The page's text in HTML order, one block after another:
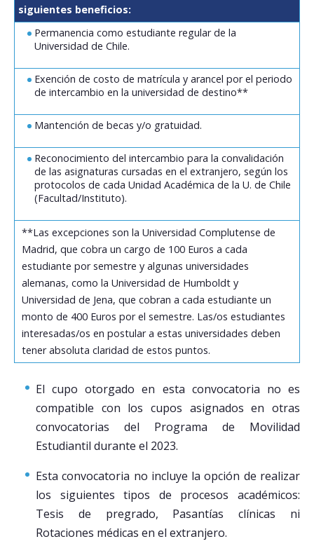
siguientes beneficios:
Permanencia como estudiante regular de la
Universidad de Chile.
Exención de costo de matrícula y arancel por el periodo
de intercambio en la universidad de destino**
Mantención de becas y/o gratuidad.
Reconocimiento del intercambio para la convalidación
de las asignaturas cursadas en el extranjero, según los
protocolos de cada Unidad Académica de la U. de Chile
(Facultad/Instituto).
**Las excepciones son la Universidad Complutense de
Madrid, que cobra un cargo de 100 Euros a cada
estudiante por semestre y algunas universidades
alemanas, como la Universidad de Humboldt y
Universidad de Jena, que cobran a cada estudiante un
monto de 400 Euros por el semestre. Las/os estudiantes
interesadas/os en postular a estas universidades deben
tener absoluta claridad de estos puntos.
El cupo otorgado en esta convocatoria no es
compatible con los cupos asignados en otras
convocatorias del Programa de Movilidad
Estudiantil durante el 2023.
Esta convocatoria no incluye la opción de realizar
los siguientes tipos de procesos académicos:
Tesis de pregrado, Pasantías clínicas ni
Rotaciones médicas en el extranjero.